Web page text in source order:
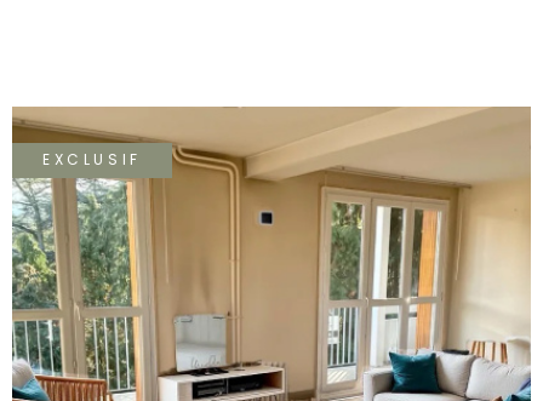
EXCLUSIF
VOIR LE BIEN